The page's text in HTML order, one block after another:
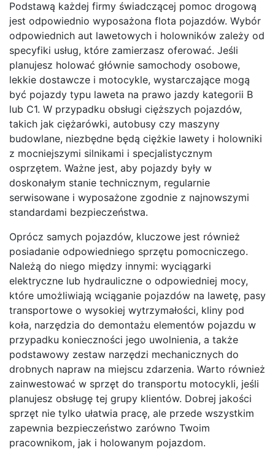
Podstawą każdej firmy świadczącej pomoc drogową
jest odpowiednio wyposażona flota pojazdów. Wybór
odpowiednich aut lawetowych i holowników zależy od
specyfiki usług, które zamierzasz oferować. Jeśli
planujesz holować głównie samochody osobowe,
lekkie dostawcze i motocykle, wystarczające mogą
być pojazdy typu laweta na prawo jazdy kategorii B
lub C1. W przypadku obsługi cięższych pojazdów,
takich jak ciężarówki, autobusy czy maszyny
budowlane, niezbędne będą ciężkie lawety i holowniki
z mocniejszymi silnikami i specjalistycznym
osprzętem. Ważne jest, aby pojazdy były w
doskonałym stanie technicznym, regularnie
serwisowane i wyposażone zgodnie z najnowszymi
standardami bezpieczeństwa.
Oprócz samych pojazdów, kluczowe jest również
posiadanie odpowiedniego sprzętu pomocniczego.
Należą do niego między innymi: wyciągarki
elektryczne lub hydrauliczne o odpowiedniej mocy,
które umożliwiają wciąganie pojazdów na lawetę, pasy
transportowe o wysokiej wytrzymałości, kliny pod
koła, narzędzia do demontażu elementów pojazdu w
przypadku konieczności jego uwolnienia, a także
podstawowy zestaw narzędzi mechanicznych do
drobnych napraw na miejscu zdarzenia. Warto również
zainwestować w sprzęt do transportu motocykli, jeśli
planujesz obsługę tej grupy klientów. Dobrej jakości
sprzęt nie tylko ułatwia pracę, ale przede wszystkim
zapewnia bezpieczeństwo zarówno Twoim
pracownikom, jak i holowanym pojazdom.